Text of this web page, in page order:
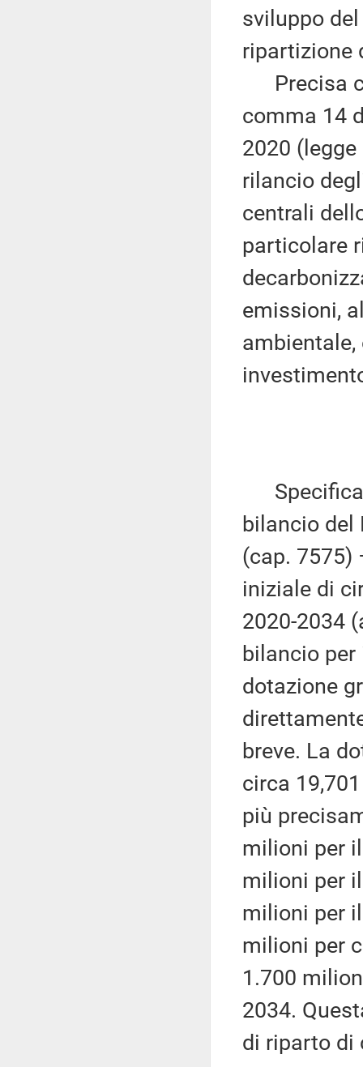
sviluppo
ripartizione
Precisa
comma 14
2020
rilancio
centrali
particolare
emissioni,
ambientale,
Specifica
bilancio del
(cap. 7575)
iniziale di
2020-2034
bilancio per
dotazione
breve. La
circa
più
milioni per
milioni per
milioni per
milioni per
1.700
2034.
di riparto di